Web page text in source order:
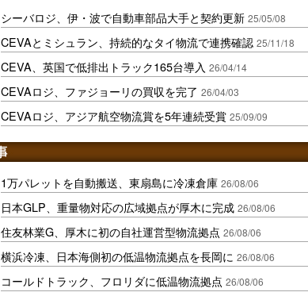
シーバロジ、伊・波で自動車部品大手と契約更新 25/05/08
CEVAとミシュラン、持続的なタイ物流で連携確認 25/11/18
CEVA、英国で低排出トラック165台導入 26/04/14
CEVAロジ、ファジョーリの買収を完了 26/04/03
CEVAロジ、アジア航空物流賞を5年連続受賞 25/09/09
1万パレットを自動搬送、東扇島に冷凍倉庫 26/08/06
日本GLP、重量物対応の広域拠点が厚木に完成 26/08/06
住友林業G、厚木に初の自社運営型物流拠点 26/08/06
横浜冷凍、日本海側初の低温物流拠点を長岡に 26/08/06
コールドトラック、フロリダに低温物流拠点 26/08/06